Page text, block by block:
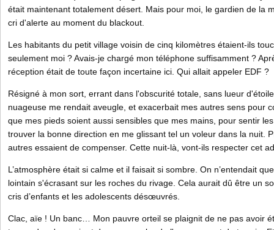
était maintenant totalement désert. Mais pour moi, le gardien de la
cri d'alerte au moment du blackout.
Les habitants du petit village voisin de cinq kilomètres étaient-ils
seulement moi ? Avais-je chargé mon téléphone suffisamment ?
réception était de toute façon incertaine ici. Qui allait appeler EDF ?
Résigné à mon sort, errant dans l'obscurité totale, sans lueur
nuageuse me rendait aveugle, et exacerbait mes autres sens pour
que mes pieds soient aussi sensibles que mes mains, pour sentir
trouver la bonne direction en me glissant tel un voleur dans la nuit.
autres essaient de compenser. Cette nuit-là, vont-ils respecter cet
L’atmosphère était si calme et il faisait si sombre. On n’entendait
lointain s'écrasant sur les roches du rivage. Cela aurait dû être un
cris d’enfants et les adolescents désœuvrés.
Clac, aïe ! Un banc… Mon pauvre orteil se plaignit de ne pas avoir